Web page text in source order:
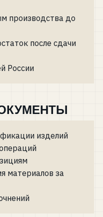
производства до
после сдачи
России
изделий
материалов за